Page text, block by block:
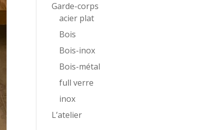
Garde-corps
acier plat
Bois
Bois-inox
Bois-métal
full verre
inox
L’atelier